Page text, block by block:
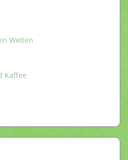
Welten
Kaffee